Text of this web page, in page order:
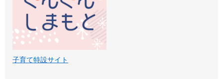
子育て特設サイト